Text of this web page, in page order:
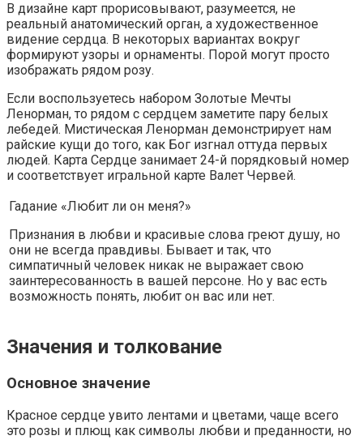
В дизайне карт прорисовывают, разумеется, не
реальный анатомический орган, а художественное
видение сердца. В некоторых вариантах вокруг
формируют узоры и орнаменты. Порой могут просто
изображать рядом розу.
Если воспользуетесь набором Золотые Мечты
Ленорман, то рядом с сердцем заметите пару белых
лебедей. Мистическая Ленорман демонстрирует нам
райские кущи до того, как Бог изгнал оттуда первых
людей. Карта Сердце занимает 24-й порядковый номер
и соответствует игральной карте Валет Червей.
Гадание «Любит ли он меня?»
Признания в любви и красивые слова греют душу, но
они не всегда правдивы. Бывает и так, что
симпатичный человек никак не выражает свою
заинтересованность в вашей персоне. Но у вас есть
возможность понять, любит он вас или нет.
Значения и толкование
Основное значение
Красное сердце увито лентами и цветами, чаще всего
это розы и плющ как символы любви и преданности, но